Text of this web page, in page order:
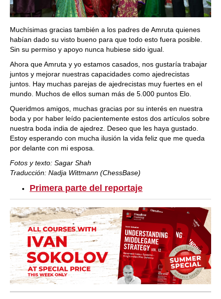
Muchísimas gracias también a los padres de Amruta quienes
habían dado su visto bueno para que todo esto fuera posible.
Sin su permiso y apoyo nunca hubiese sido igual.
Ahora que Amruta y yo estamos casados, nos gustaría trabajar
juntos y mejorar nuestras capacidades como ajedrecistas
juntos. Hay muchas parejas de ajedrecistas muy fuertes en el
mundo. Muchos de ellos suman más de 5.000 puntos Elo.
Queridmos amigos, muchas gracias por su interés en nuestra
boda y por haber leído pacientemente estos dos artículos sobre
nuestra boda india de ajedrez. Deseo que les haya gustado.
Estoy esperando con mucha ilusión la vida feliz que me queda
por delante con mi esposa.
Fotos y texto: Sagar Shah
Traducción: Nadja Wittmann (ChessBase)
Primera parte del reportaje